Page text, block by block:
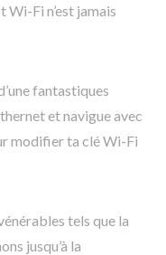
Wi-Fi n’est jamais
fantastiques
et navigue avec
modifier ta clé Wi-Fi
tels que la
jusqu’à la